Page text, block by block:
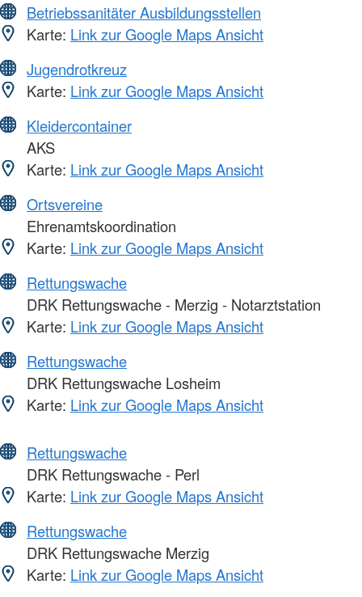
Betriebssanitäter Ausbildungsstellen
Karte: Link zur Google Maps Ansicht
Jugendrotkreuz
Karte: Link zur Google Maps Ansicht
Kleidercontainer
AKS
Karte: Link zur Google Maps Ansicht
Ortsvereine
Ehrenamtskoordination
Karte: Link zur Google Maps Ansicht
Rettungswache
DRK Rettungswache - Merzig - Notarztstation
Karte: Link zur Google Maps Ansicht
Rettungswache
DRK Rettungswache Losheim
Karte: Link zur Google Maps Ansicht
Rettungswache
DRK Rettungswache - Perl
Karte: Link zur Google Maps Ansicht
Rettungswache
DRK Rettungswache Merzig
Karte: Link zur Google Maps Ansicht